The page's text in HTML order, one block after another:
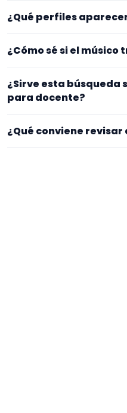
¿Qué perfiles
EncuentraMúsico. La
¿Cómo sé si el músico
necesitas
¿Sirve esta búsqueda
para docente?
contexto. Para afinar
¿Qué conviene